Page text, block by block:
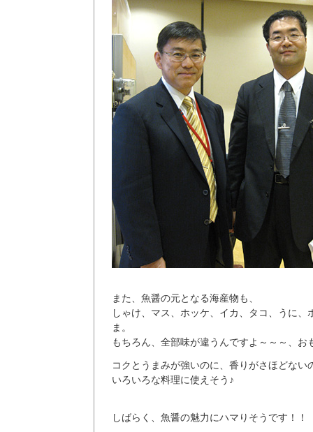
また、魚醤の元となる海産物も、
しゃけ、マス、ホッケ、イカ、タコ、うに、
ま。
もちろん、全部味が違うんですよ～～～、お
コクとうまみが強いのに、香りがさほどない
いろいろな料理に使えそう♪
しばらく、魚醤の魅力にハマりそうです！！